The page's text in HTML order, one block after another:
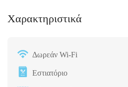
Χαρακτηριστικά
Δωρεάν Wi-Fi
Εστιατόριο